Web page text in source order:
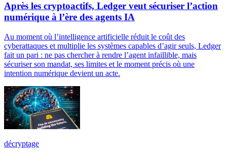
Après les cryptoactifs, Ledger veut sécuriser l’action
numérique à l’ère des agents IA
Au moment où l’intelligence artificielle réduit le coût des
cyberattaques et multiplie les systèmes capables d’agir seuls, Ledger
fait un pari : ne pas chercher à rendre l’agent infaillible, mais
sécuriser son mandat, ses limites et le moment précis où une
intention numérique devient un acte.
décryptage